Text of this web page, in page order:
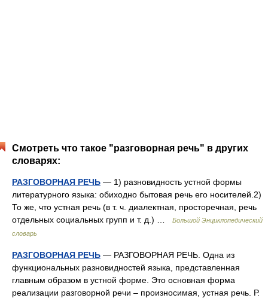
Смотреть что такое "разговорная речь" в других
словарях:
РАЗГОВОРНАЯ РЕЧЬ — 1) разновидность устной формы
литературного языка: обиходно бытовая речь его носителей.2)
То же, что устная речь (в т. ч. диалектная, просторечная, речь
отдельных социальных групп и т. д.) …
Большой Энциклопедический
словарь
РАЗГОВОРНАЯ РЕЧЬ — РАЗГОВОРНАЯ РЕЧЬ. Одна из
функциональных разновидностей языка, представленная
главным образом в устной форме. Это основная форма
реализации разговорной речи – произносимая, устная речь. Р.